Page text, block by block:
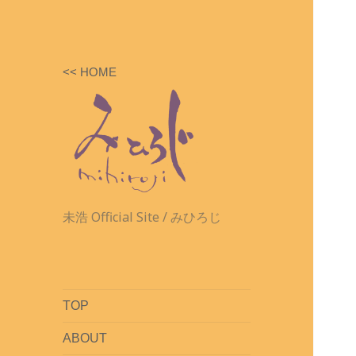
<< HOME
未浩 Official Site / みひろじ
TOP
ABOUT